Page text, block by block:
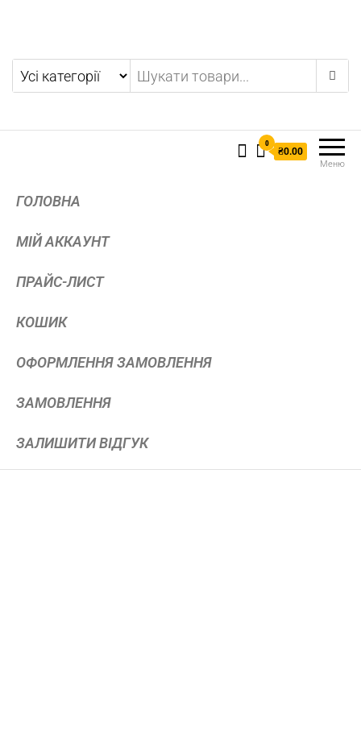
Меню
0
₴0.00
ГОЛОВНА
МІЙ АККАУНТ
ПРАЙС-ЛИСТ
КОШИК
ОФОРМЛЕННЯ ЗАМОВЛЕННЯ
ЗАМОВЛЕННЯ
ЗАЛИШИТИ ВІДГУК